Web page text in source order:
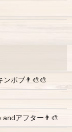
ンボブ👨‍🎨🎨
andアフター👨‍🎨